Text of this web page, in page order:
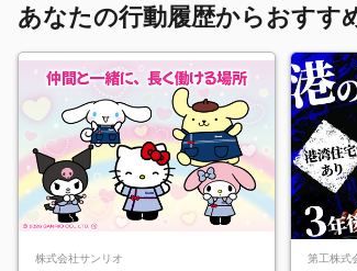
あなたの行動履歴からおすす
株式会社サンリオ 第工株式